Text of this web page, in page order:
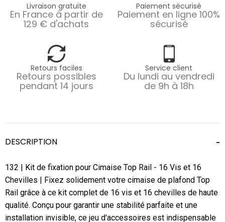
Livraison gratuite
En France à partir de
129 € d'achats
Paiement sécurisé
Paiement en ligne 100%
sécurisé
Retours faciles
Retours possibles
pendant 14 jours
Service client
Du lundi au vendredi
de 9h à 18h
DESCRIPTION
132 | Kit de fixation pour Cimaise Top Rail - 16 Vis et 16
Chevilles | Fixez solidement votre cimaise de plafond Top
Rail grâce à ce kit complet de 16 vis et 16 chevilles de haute
qualité. Conçu pour garantir une stabilité parfaite et une
installation invisible, ce jeu d'accessoires est indispensable